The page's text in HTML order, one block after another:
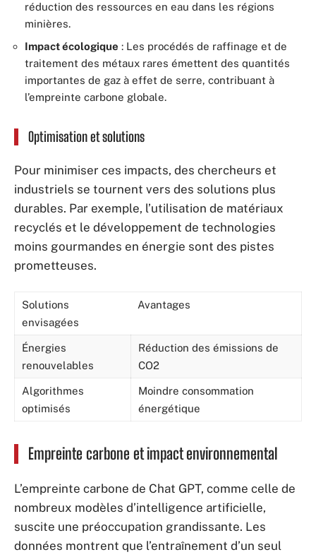
réduction des ressources en eau dans les régions
minières.
Impact écologique : Les procédés de raffinage et de
traitement des métaux rares émettent des quantités
importantes de gaz à effet de serre, contribuant à
l’empreinte carbone globale.
Optimisation et solutions
Pour minimiser ces impacts, des chercheurs et
industriels se tournent vers des solutions plus
durables. Par exemple, l’utilisation de matériaux
recyclés et le développement de technologies
moins gourmandes en énergie sont des pistes
prometteuses.
Solutions
envisagées
Avantages
Énergies
renouvelables
Réduction des émissions de
CO2
Algorithmes
optimisés
Moindre consommation
énergétique
Empreinte carbone et impact environnemental
L’empreinte carbone de Chat GPT, comme celle de
nombreux modèles d’intelligence artificielle,
suscite une préoccupation grandissante. Les
données montrent que l’entraînement d’un seul